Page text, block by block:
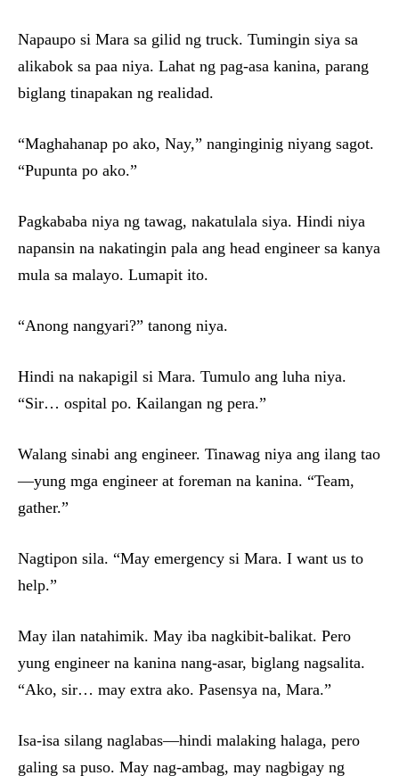
Napaupo si Mara sa gilid ng truck. Tumingin siya sa
alikabok sa paa niya. Lahat ng pag-asa kanina, parang
biglang tinapakan ng realidad.
“Maghahanap po ako, Nay,” nanginginig niyang sagot.
“Pupunta po ako.”
Pagkababa niya ng tawag, nakatulala siya. Hindi niya
napansin na nakatingin pala ang head engineer sa kanya
mula sa malayo. Lumapit ito.
“Anong nangyari?” tanong niya.
Hindi na nakapigil si Mara. Tumulo ang luha niya.
“Sir… ospital po. Kailangan ng pera.”
Walang sinabi ang engineer. Tinawag niya ang ilang tao
—yung mga engineer at foreman na kanina. “Team,
gather.”
Nagtipon sila. “May emergency si Mara. I want us to
help.”
May ilan natahimik. May iba nagkibit-balikat. Pero
yung engineer na kanina nang-asar, biglang nagsalita.
“Ako, sir… may extra ako. Pasensya na, Mara.”
Isa-isa silang naglabas—hindi malaking halaga, pero
galing sa puso. May nag-ambag, may nagbigay ng